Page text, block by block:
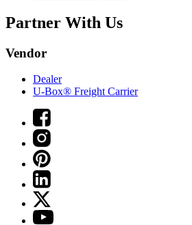
Partner With Us
Vendor
Dealer
U-Box® Freight Carrier